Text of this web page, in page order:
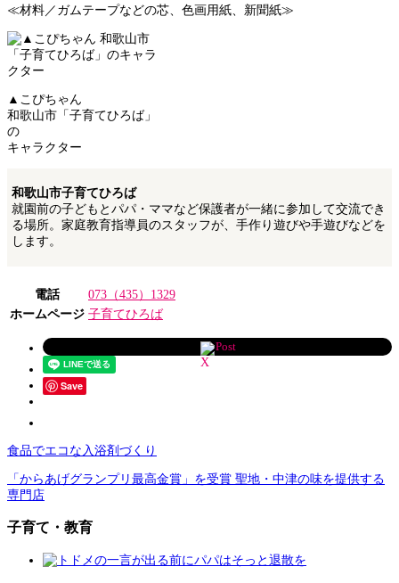
≪材料／ガムテープなどの芯、色画用紙、新聞紙≫
▲こぴちゃん
和歌山市「子育てひろば」
の
キャラクター
和歌山市子育てひろば
就園前の子どもとパパ・ママなど保護者が一緒に参加して交流でき
る場所。家庭教育指導員のスタッフが、手作り遊びや手遊びなどを
します。
電話
073（435）1329
ホームページ 子育てひろば
Post
Save
食品でエコな入浴剤づくり
「からあげグランプリ最高金賞」を受賞 聖地・中津の味を提供する
専門店
子育て・教育